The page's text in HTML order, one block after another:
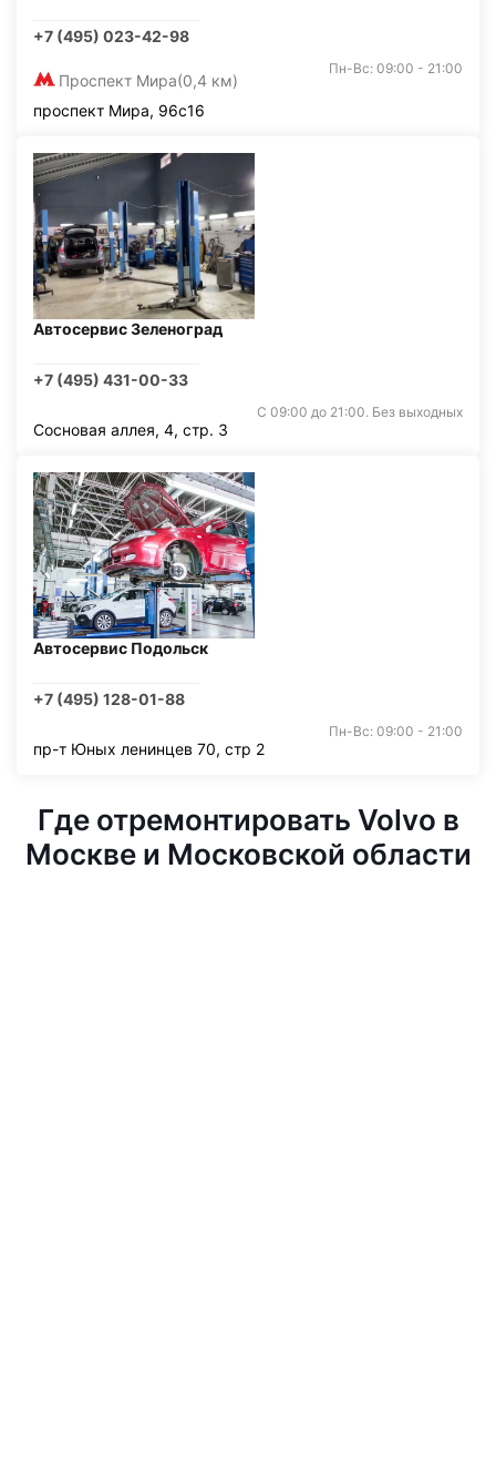
+7 (495) 023-42-98
Проспект Мира(0,4 км)
Пн-Вс: 09:00 - 21:00
проспект Мира, 96с16
Автосервис Зеленоград
+7 (495) 431-00-33
С 09:00 до 21:00. Без выходных
Сосновая аллея, 4, стр. 3
Автосервис Подольск
+7 (495) 128-01-88
Пн-Вс: 09:00 - 21:00
пр-т Юных ленинцев 70, стр 2
Где отремонтировать Volvo в
Москве и Московской области